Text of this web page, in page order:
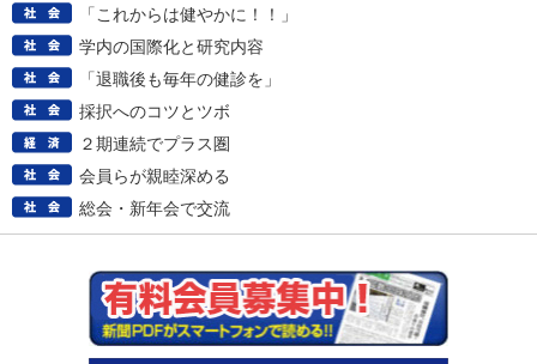
「これからは健やかに！！」
学内の国際化と研究内容
「退職後も毎年の健診を」
採択へのコツとツボ
２期連続でプラス圏
会員らが親睦深める
総会・新年会で交流